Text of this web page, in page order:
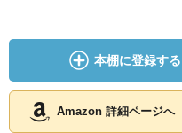
本棚に登録する
Amazon 詳細ページへ